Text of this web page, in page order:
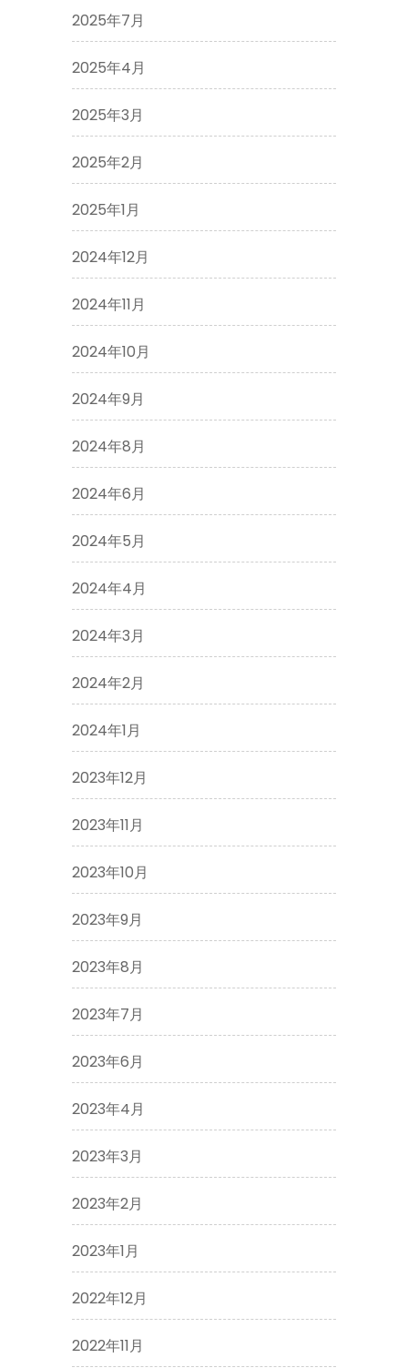
2025年7月
2025年4月
2025年3月
2025年2月
2025年1月
2024年12月
2024年11月
2024年10月
2024年9月
2024年8月
2024年6月
2024年5月
2024年4月
2024年3月
2024年2月
2024年1月
2023年12月
2023年11月
2023年10月
2023年9月
2023年8月
2023年7月
2023年6月
2023年4月
2023年3月
2023年2月
2023年1月
2022年12月
2022年11月